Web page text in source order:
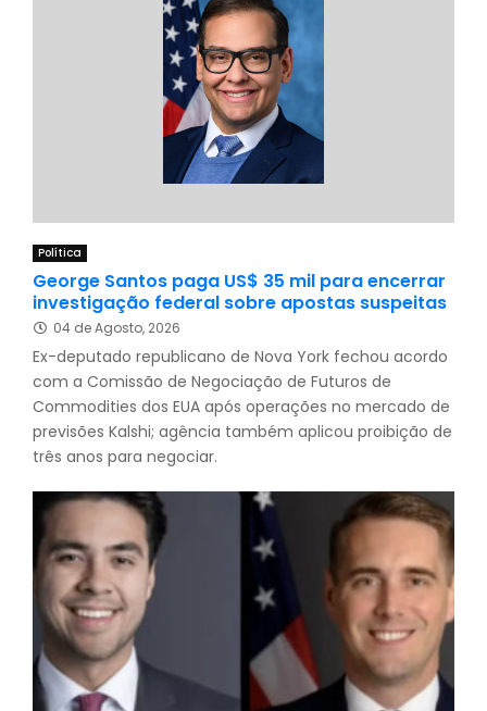
Política
George Santos paga US$ 35 mil para encerrar
investigação federal sobre apostas suspeitas
04 de Agosto, 2026
Ex-deputado republicano de Nova York fechou acordo
com a Comissão de Negociação de Futuros de
Commodities dos EUA após operações no mercado de
previsões Kalshi; agência também aplicou proibição de
três anos para negociar.